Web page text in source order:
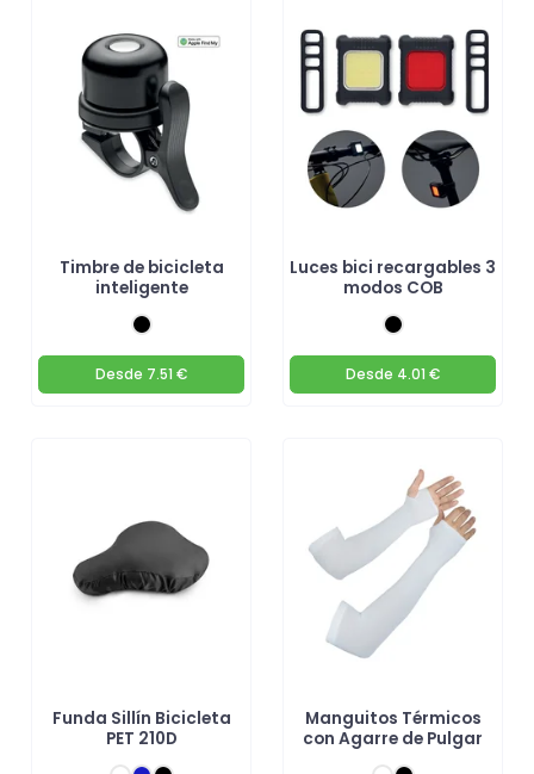
Timbre de bicicleta
inteligente
Desde 7.51 €
Luces bici recargables 3
modos COB
Desde 4.01 €
Funda Sillín Bicicleta
PET 210D
Manguitos Térmicos
con Agarre de Pulgar